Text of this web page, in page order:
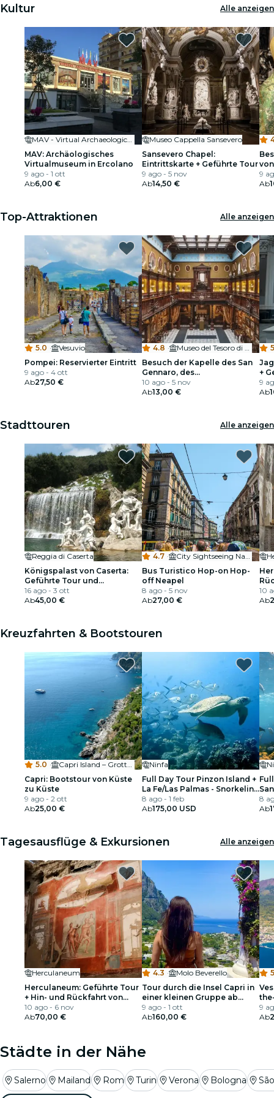
Kultur Alle anzeigen
MAV - Virtual Archaeological Museum
MAV: Archäologisches
Virtualmuseum in Ercolano
9 ago - 1 ott
Ab6,00 €
Museo Cappella Sansevero
Sansevero Chapel:
Eintrittskarte + Geführte Tour
9 ago - 5 nov
Ab14,50 €
9
Ab
Top-Attraktionen Alle anzeigen
5.0 ·
Vesuvio
Pompei: Reservierter Eintritt
9 ago - 4 ott
Ab27,50 €
4.8 ·
Museo del Tesoro di San Gennaro
Besuch der Kapelle des San
Gennaro, des
Schatzmuseums und des
Filangieri-Museums
10 ago - 5 nov
Ab13,00 €
+
9
Ab
Stadttouren Alle anzeigen
Reggia di Caserta
Königspalast von Caserta:
Geführte Tour und
Schlangenbefreiung
16 ago - 3 ott
Ab45,00 €
4.7 ·
City Sightseeing Naples
Bus Turistico Hop-on Hop-
off Neapel
8 ago - 5 nov
Ab27,00 €
10
Ab
Kreuzfahrten & Bootstouren
5.0 ·
Capri Island – Grotta Bianca
Capri: Bootstour von Küste
zu Küste
9 ago - 2 ott
Ab25,00 €
Ninfa
Full Day Tour Pinzon Island +
La Fe/Las Palmas - Snorkeling
& Fishing
8 ago - 1 feb
Ab175,00 USD
8
Ab
Tagesausflüge & Exkursionen Alle anzeigen
Herculaneum
Herculaneum: Geführte Tour
+ Hin- und Rückfahrt von
Neapel
10 ago - 6 nov
Ab70,00 €
4.3 ·
Molo Beverello
Tour durch die Insel Capri in
einer kleinen Gruppe ab
Neapel mit lokaler Führung
9 ago - 1 ott
Ab160,00 €
9
Ab
Städte in der Nähe
Salerno Mailand Rom Turin Verona Bologna